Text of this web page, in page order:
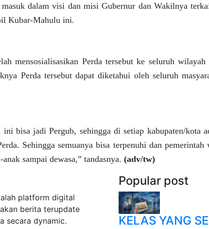
dalam visi dan misi Gubernur dan Wakilnya
Kubar-Mahulu ini.
mensosialisasikan Perda tersebut ke seluruh
Perda tersebut dapat diketahui oleh seluruh
ini bisa jadi Pergub, sehingga di setiap kabupaten/kota
Sehingga semuanya bisa terpenuhi dan
sampai dewasa,” tandasnya. (adv/tw)
platform digital
berita terupdate
secara dynamic.
Popular post
KELAS YANG